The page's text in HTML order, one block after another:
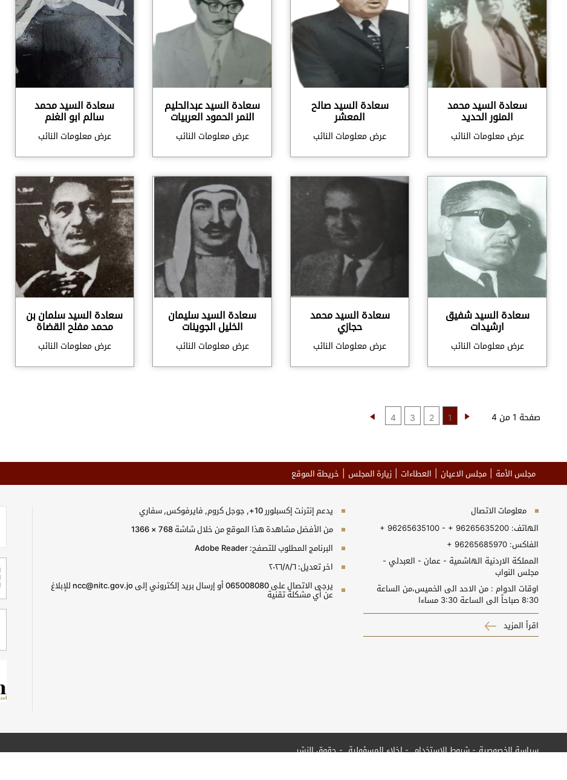
سعادة السيد محمد
المنور الحديد
عرض معلومات النائب
سعادة السيد صالح
المعشر
عرض معلومات النائب
سعادة السيد عبدالحليم
النمر الحمود العربيات
عرض معلومات النائب
سعادة السيد محمد
سالم ابو الغنم
عرض معلومات النائب
سعادة السيد شفيق
ارشيدات
عرض معلومات النائب
سعادة السيد محمد
حجازي
عرض معلومات النائب
سعادة السيد سليمان
الخليل الجوينات
عرض معلومات النائب
سعادة السيد سلمان بن
محمد مفلح القضاة
عرض معلومات النائب
صفحة 1 من 4 1
2
3
4
مجلس الأمة مجلس الاعيان العطاءات زيارة المجلس خريطة الموقع
معلومات الاتصال
الهاتف: + 96265635100 - + 96265635200
الفاكس: + 96265685970
المملكة الاردنية الهاشمية - عمان - العبدلي -
مجلس النواب
اوقات الدوام : من الاحد الى الخميس،من الساعة
8:30 صباحاً الى الساعة 3:30 مساءا
اقرأ المزيد
يدعم إنترنت إكسبلورر 10+, جوجل كروم, فايرفوكس, سفاري
من الأفضل مشاهدة هذا الموقع من خلال شاشة 768 × 1366
البرنامج المطلوب للتصفح: Adobe Reader
اخر تعديل: ٢٠٢٦/٨/٦
يرجى الاتصال على 065008080 أو إرسال بريد إلكتروني إلى ncc@nitc.gov.jo للإبلاغ
عن أي مشكلة تقنية
سياسة الخصوصية شروط الاستخدام إخلاء المسؤولية
حقوق النشر